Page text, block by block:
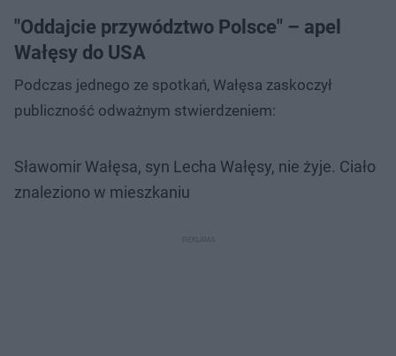
"Oddajcie przywództwo Polsce" – apel
Wałęsy do USA
Podczas jednego ze spotkań, Wałęsa zaskoczył
publiczność odważnym stwierdzeniem:
Sławomir Wałęsa, syn Lecha Wałęsy, nie żyje. Ciało
znaleziono w mieszkaniu